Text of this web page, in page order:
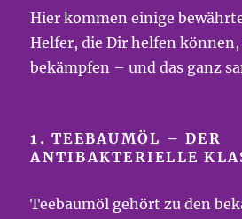
Hier kommen einige
Helfer, die Dir helfen können,
bekämpfen – und das ganz
1.TEEBAUMÖL – DER
ANTIBAKTERIELLE
Teebaumöl gehört zu den